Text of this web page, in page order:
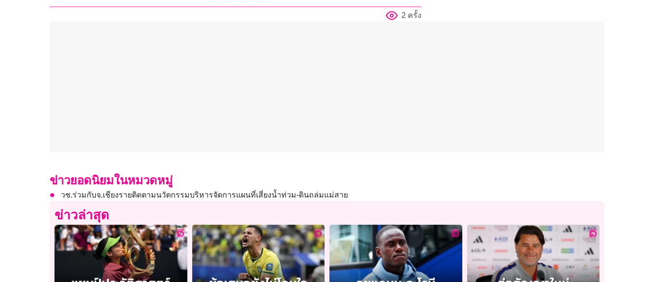
2 ครั้ง
ข่าวยอดนิยมในหมวดหมู่
วช.ร่วมกับจ.เชียงรายติดตามนวัตกรรมบริหารจัดการแผนที่เสี่ยงน้ำท่วม-ดินถล่มแม่สาย
ข่าวล่าสุด